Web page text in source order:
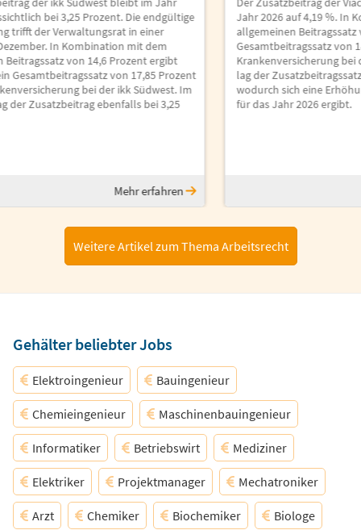
bei 3,25 Prozent. Die endgültige
trifft der Verwaltungsrat in einer
In Kombination mit dem
Beitragssatz von 14,6 Prozent ergibt
Gesamtbeitragssatz von 17,85 Prozent
bei der ikk Südwest. Im
der Zusatzbeitrag ebenfalls bei 3,25
Mehr erfahren
Jahr 2026 auf 4,19 %. In
allgemeinen Beitragssatz
Gesamtbeitragssatz von
Krankenversicherung bei
lag der
wodurch sich eine
für das Jahr 2026 ergibt.
Weitere Artikel zum Thema Arbeitsrecht
Gehälter beliebter Jobs
Elektroingenieur Bauingenieur
Chemieingenieur Maschinenbauingenieur
Informatiker Betriebswirt Mediziner
Elektriker Projektmanager Mechatroniker
Arzt Chemiker Biochemiker Biologe